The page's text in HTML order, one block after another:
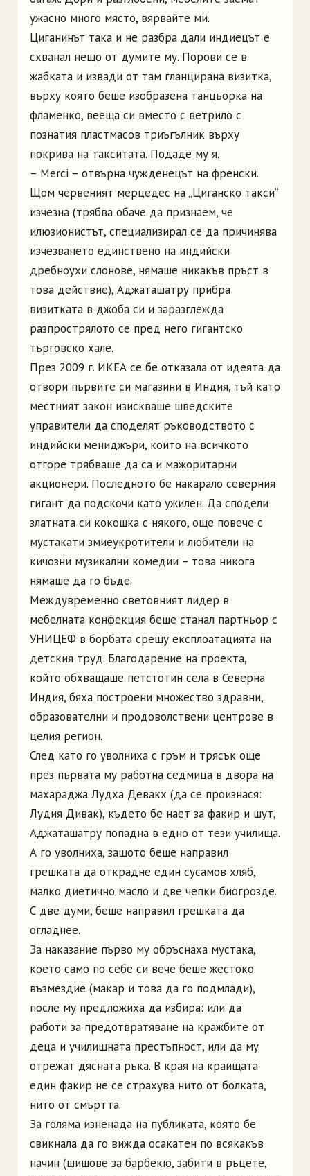
ужасно много място, вярвайте ми.
Циганинът така и не разбра дали индиецът е
схванал нещо от думите му. Порови се в
жабката и извади от там гланцирана визитка,
върху която беше изобразена танцьорка на
фламенко, вееща си вместо с ветрило с
познатия пластмасов триъгълник върху
покрива на такситата. Подаде му я.
– Merci – отвърна чужденецът на френски.
Щом червеният мерцедес на „Циганско такси“
изчезна (трябва обаче да признаем, че
илюзионистът, специализирал се да причинява
изчезването единствено на индийски
дребноухи слонове, нямаше никакъв пръст в
това действие), Аджаташатру прибра
визитката в джоба си и заразглежда
разпрострялото се пред него гигантско
търговско хале.
През 2009 г. ИКЕА се бе отказала от идеята да
отвори първите си магазини в Индия, тъй като
местният закон изискваше шведските
управители да споделят ръководството с
индийски мениджъри, които на всичкото
отгоре трябваше да са и мажоритарни
акционери. Последното бе накарало северния
гигант да подскочи като ужилен. Да сподели
златната си кокошка с някого, още повече с
мустакати змиеукротители и любители на
кичозни музикални комедии – това никога
нямаше да го бъде.
Междувременно световният лидер в
мебелната конфекция беше станал партньор с
УНИЦЕФ в борбата срещу експлоатацията на
детския труд. Благодарение на проекта,
който обхващаше петстотин села в Северна
Индия, бяха построени множество здравни,
образователни и продоволствени центрове в
целия регион.
След като го уволниха с гръм и трясък още
през първата му работна седмица в двора на
махараджа Лудха Девакх (да се произнася:
Лудия Дивак), където бе нает за факир и шут,
Аджаташатру попадна в едно от тези училища.
А го уволниха, защото беше направил
грешката да открадне един сусамов хляб,
малко диетично масло и две чепки биогрозде.
С две думи, беше направил грешката да
огладнее.
За наказание първо му обръснаха мустака,
което само по себе си вече беше жестоко
възмездие (макар и това да го подмлади),
после му предложиха да избира: или да
работи за предотвратяване на кражбите от
деца и училищната престъпност, или да му
отрежат дясната ръка. В края на краищата
един факир не се страхува нито от болката,
нито от смъртта.
За голяма изненада на публиката, която бе
свикнала да го вижда осакатен по всякакъв
начин (шишове за барбекю, забити в ръцете,